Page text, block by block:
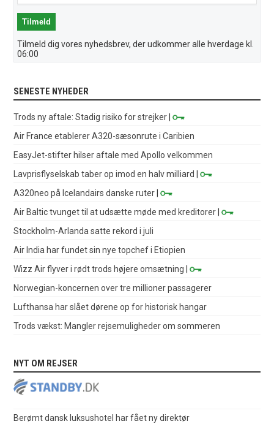
Tilmeld dig vores nyhedsbrev, der udkommer alle hverdage kl.
06:00
SENESTE NYHEDER
Trods ny aftale: Stadig risiko for strejker |
Air France etablerer A320-sæsonrute i Caribien
EasyJet-stifter hilser aftale med Apollo velkommen
Lavprisflyselskab taber op imod en halv milliard
|
A320neo på Icelandairs danske ruter |
Air Baltic tvunget til at udsætte møde med kreditorer |
Stockholm-Arlanda satte rekord i juli
Air India har fundet sin nye topchef i Etiopien
Wizz Air flyver i rødt trods højere omsætning |
Norwegian-koncernen over tre millioner passagerer
Lufthansa har slået dørene op for historisk hangar
Trods vækst: Mangler rejsemuligheder om sommeren
NYT OM REJSER
Berømt dansk luksushotel har fået ny direktør